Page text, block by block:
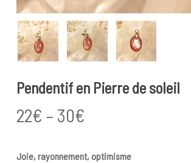
Pendentif en Pierre de soleil
22€ – 30€
22€
Joie, rayonnement, optimisme